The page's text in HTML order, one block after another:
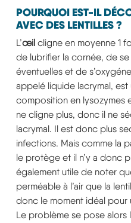
POURQUOI EST-IL
AVEC DES LENTILLES ?
L’œil cligne en moyenne 1
de lubrifier la cornée, de
éventuelles et de
appelé liquide lacrymal,
composition en lysozymes
ne cligne plus, donc il ne
lacrymal. Il est donc plus
infections. Mais comme la
le protège et il n’y a donc
également utile de noter
perméable à l’air que la
donc le moment idéal pour
Le problème se pose